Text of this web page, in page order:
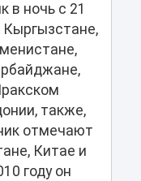
в ночь с 21
Кыргызстане,
также,
отмечают
Китае и
году он